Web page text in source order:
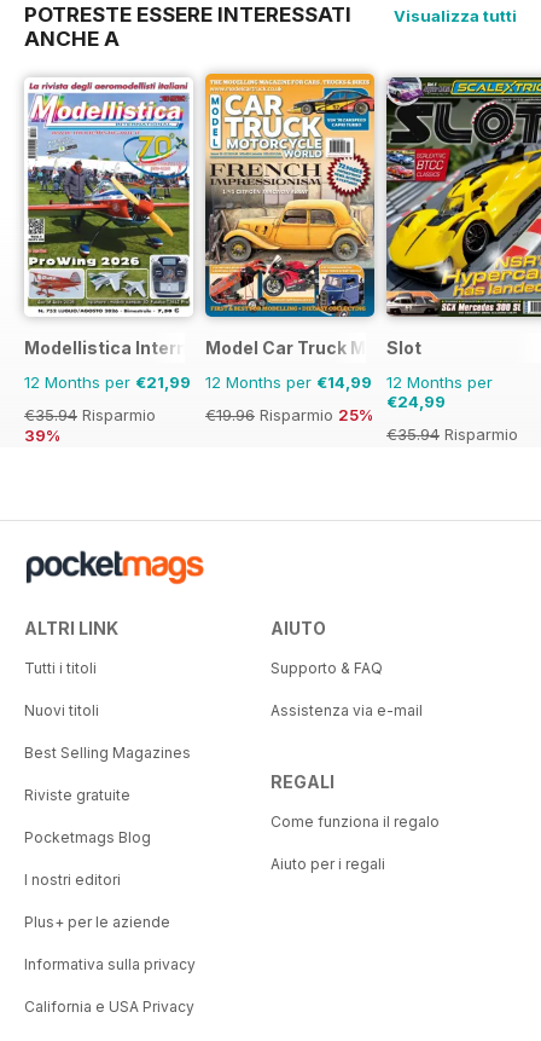
POTRESTE ESSERE INTERESSATI
ANCHE A
Visualizza tutti
Modellistica International
12 Months per €21,99
€35.94 Risparmio
39%
Model Car Truck Motorcycles World
12 Months per €14,99
€19.96 Risparmio 25%
Slot
12 Months per
€24,99
€35.94 Risparmio
ALTRI LINK
Tutti i titoli
Nuovi titoli
Best Selling Magazines
Riviste gratuite
Pocketmags Blog
I nostri editori
Plus+ per le aziende
Informativa sulla privacy
California e USA Privacy
AIUTO
Supporto & FAQ
Assistenza via e-mail
REGALI
Come funziona il regalo
Aiuto per i regali